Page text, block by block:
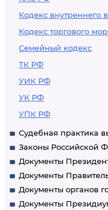
Кодекс внутреннего
Кодекс торгового
Семейный кодекс
ТК РФ
УИК РФ
УК РФ
УПК РФ
Судебная практика
Законы Российской
Документы
Документы
Документы органов
Документы